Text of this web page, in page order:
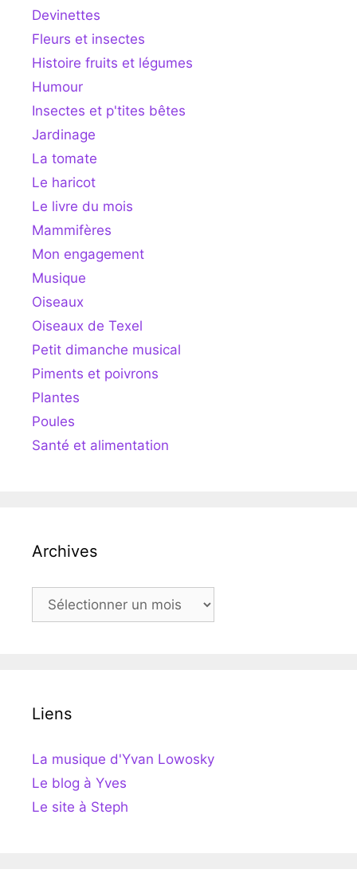
Devinettes
Fleurs et insectes
Histoire fruits et légumes
Humour
Insectes et p'tites bêtes
Jardinage
La tomate
Le haricot
Le livre du mois
Mammifères
Mon engagement
Musique
Oiseaux
Oiseaux de Texel
Petit dimanche musical
Piments et poivrons
Plantes
Poules
Santé et alimentation
Archives
Archives
Liens
La musique d'Yvan Lowosky
Le blog à Yves
Le site à Steph